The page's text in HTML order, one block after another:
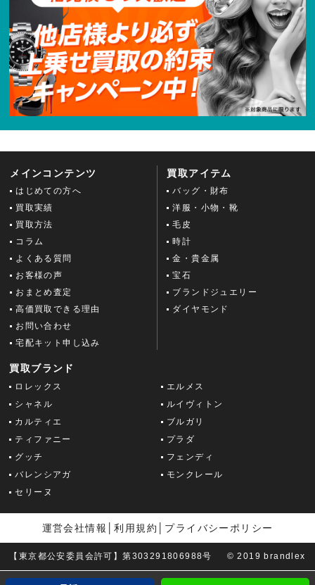
メインコンテンツ
はじめての方へ
買取実績
買取方法
コラム
よくある質問
お客様の声
おまとめ査定
高価買取できる理由
お問い合わせ
宅配キット申し込み
買取アイテム
バッグ・財布
洋服・小物・靴
毛皮
時計
金・貴金属
宝石
ブランドジュエリー
ダイヤモンド
買取ブランド
ロレックス
エルメス
シャネル
ルイヴィトン
カルティエ
ブルガリ
ティファニー
プラダ
グッチ
フェンディ
バレンシアガ
モンクレール
セリーヌ
運営会社情報 │利用規約 プライバシーポリシー
【東京都公安委員会許可】第303291806988号 © 2019 brandlex